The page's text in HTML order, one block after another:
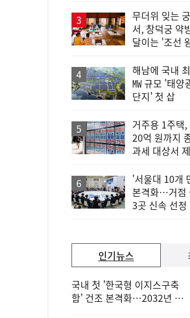
무더위 잊는
서, 창덕궁 약
달이는 '조선
해남에 국내
㎿ 규모 '태양
단지' 첫 삽
거주용 1주택,
20억 원까지
과세 대상서
'서울대 10개
본격화…거점
3곳 신속 선정
인기뉴스
국내 첫 '한국형 이지스구축
함' 건조 본격화…2032년 해